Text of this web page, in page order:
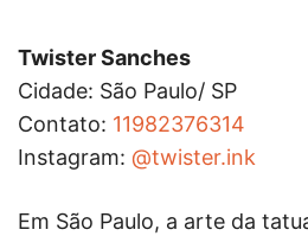
Twister Sanches
Cidade: São Paulo/ SP
Contato: 11982376314
Instagram: @twister.ink
Em São Paulo, a arte da